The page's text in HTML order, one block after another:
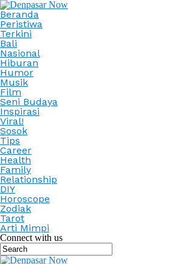
Beranda
Peristiwa
Terkini
Bali
Nasional
Hiburan
Humor
Musik
Film
Seni Budaya
Inspirasi
Viral!
Sosok
Tips
Career
Health
Family
Relationship
DIY
Horoscope
Zodiak
Tarot
Arti Mimpi
Connect with us